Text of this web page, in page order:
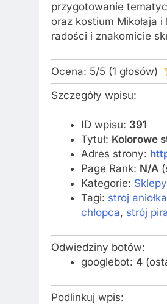
przygotowanie
oraz kostium Mikołaja
radości i znakomicie
Ocena: 5/5 (1 głosów)
Szczegóły wpisu:
ID wpisu: 391
Tytuł: Kolorowe
Adres strony:
Page Rank: N/A
Kategorie:
Tagi: strój
chłopca, strój
Odwiedziny botów:
googlebot: 4
Podlinkuj wpis: